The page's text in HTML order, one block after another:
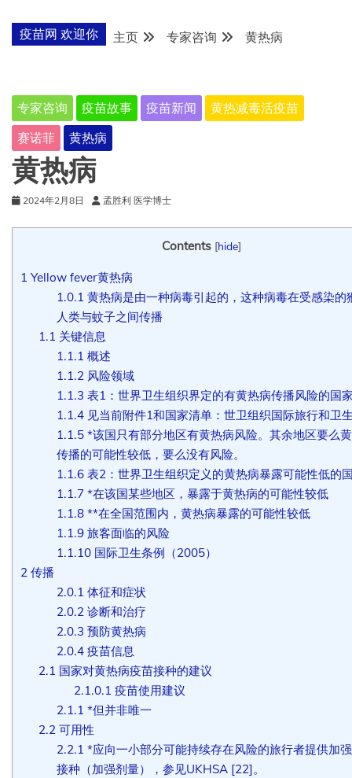
疫苗网 欢迎你 主页 专家咨询 黄热病
专家咨询 疫苗故事 疫苗新闻
黄热减毒活疫苗
赛诺菲
黄热病
黄热病
2024年2月8日 孟胜利 医学博士
Contents [hide]
1 Yellow fever黄热病
1.0.1 黄热病是由一种病毒引起的，这种病毒在受感染的
人类与蚊子之间传播
1.1 关键信息
1.1.1 概述
1.1.2风险领域
1.1.3 表1：世界卫生组织界定的有黄热病传播风险的国
1.1.4见当前附件1和国家清单：世卫组织国际旅行和卫
1.1.5*该国只有部分地区有黄热病风险。其余地区要么
传播的可能性较低，要么没有风险。
1.1.6表2：世界卫生组织定义的黄热病暴露可能性低的
1.1.7*在该国某些地区，暴露于黄热病的可能性较低
1.1.8**在全国范围内，黄热病暴露的可能性较低
1.1.9旅客面临的风险
1.1.10国际卫生条例（2005）
2 传播
2.0.1 体征和症状
2.0.2诊断和治疗
2.0.3 预防黄热病
2.0.4疫苗信息
2.1 国家对黄热病疫苗接种的建议
2.1.0.1 疫苗使用建议
2.1.1 *但并非唯一
2.2可用性
2.2.1 *应向一小部分可能持续存在风险的旅行者提供加
接种（加强剂量），参见UKHSA [22]。